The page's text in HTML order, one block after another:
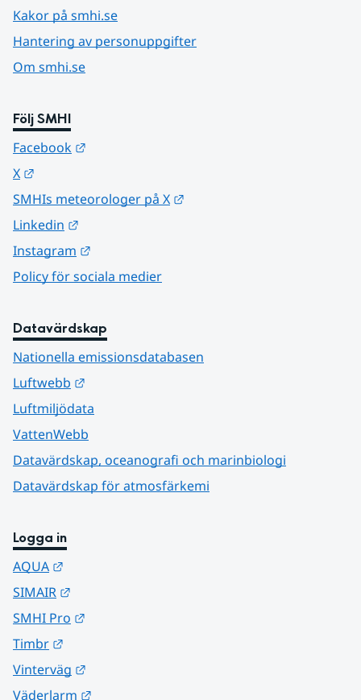
Kakor på smhi.se
Hantering av personuppgifter
Om smhi.se
Följ SMHI
Facebook
X
SMHIs meteorologer på X
Linkedin
Instagram
Policy för sociala medier
Datavärdskap
Nationella emissionsdatabasen
Luftwebb
Luftmiljödata
VattenWebb
Datavärdskap, oceanografi och marinbiologi
Datavärdskap för atmosfärkemi
Logga in
AQUA
SIMAIR
SMHI Pro
Timbr
Vinterväg
Väderlarm